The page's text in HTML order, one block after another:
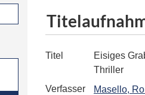
Titel
Eisiges
Thriller
Verfasser
Masello,